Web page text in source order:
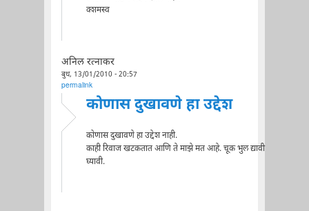
क्शमस्व
अनिल रत्नाकर
बुध, 13/01/2010 - 20:57
permalink
कोणास दुखावणे हा उद्देश
कोणास दुखावणे हा उद्देश नाही.
काही रिवाज खटकतात आणि ते माझे मत आहे. चूक भुल द्यावी
घ्यावी.